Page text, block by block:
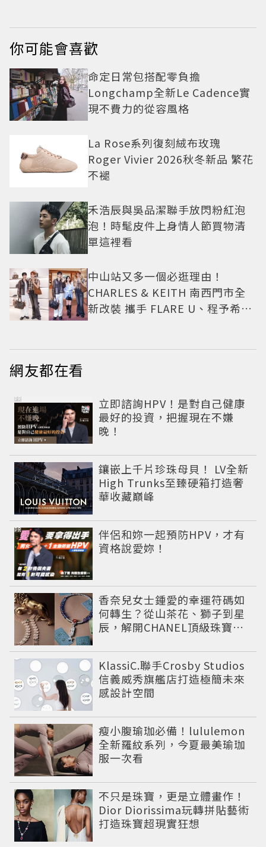
你可能會喜歡
命定日常包搭配零負擔
Longchamp全新Le Cadence實
現不費力的從容風格
La Rose系列復刻絨布玫瑰
Roger Vivier 2026秋冬新品 繁花
不褪
禾浩辰與吳品潔聯手放閃粉紅泡
泡！時髦皮件上身情人節買物清
單這裡看
中山站又多一個必逛理由！
CHARLES & KEITH 南西門市全
新改裝 攜手 FLARE U、程予希演
網友都在看
立即諮詢HPV！是對自己健康
最好的投資，把握現在不嫌
晚！
PR
鑲嵌上千片珍珠母貝！ LV全新
High Trunks至臻硬箱打造奢
華收藏巔峰
伴侶和妳一起預防HPV，才有
資格說愛妳！
PR
香奈兒女士鍾愛的幸運符碼如
何轉生？從山茶花、獅子到星
辰，解開CHANEL頂級珠寶
仰美學
KlassiC.聯手Crosby Studios
信義威秀旗艦店打造極簡未來
感設計空間
瘦小腹瑜珈必備！lululemon
全新羅紋系列，今夏最美瑜珈
服一次看
不只是珠寶，更是立體畫作！
Dior Diorissima玩轉拼貼藝術
打造珠寶超現實狂想